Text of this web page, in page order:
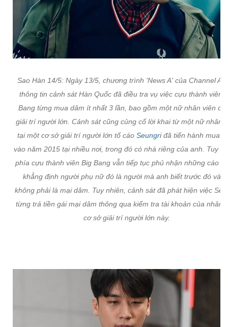
Sao Hàn 14/5: Ngày 13/5, chương trình 'News A' của Channel A
thông tin cảnh sát Hàn Quốc đã điều tra vụ việc cựu thành viên
Bang từng mua dâm ít nhất 3 lần, bao gồm một nữ nhân viên cơ
giải trí người lớn. Cảnh sát cũng củng cố lời khai từ một nữ nhân
tại một cơ sở giải trí người lớn tố cáo Seungriđã tiến hành mua
vào năm 2015 tại nhiều nơi, trong đó có nhà riêng của anh. Tuy
phía cựu thành viên Big Bang vẫn tiếp tục phủ nhận những cáo
khẳng định người phụ nữ đó là người mà anh biết trước đó và
không phải là mại dâm. Tuy nhiên, cảnh sát đã phát hiện việc
từng trả tiền gái mại dâm thông qua kiểm tra tài khoản của nhân
cơ sở giải trí người lớn này.